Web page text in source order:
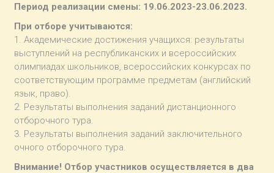
Период реализации смены: 19.06.2023-23.06.2023.
При отборе учитываются:
1. Академические достижения учащихся: результаты
выступлений на республиканских и всероссийских
олимпиадах школьников, всероссийских конкурсах по
соответствующим программе предметам (английский
язык, право).
2. Результаты выполнения заданий дистанционного
отборочного тура.
3. Результаты выполнения заданий заключительного
очного отборочного тура.
Внимание! Отбор участников осуществляется в два